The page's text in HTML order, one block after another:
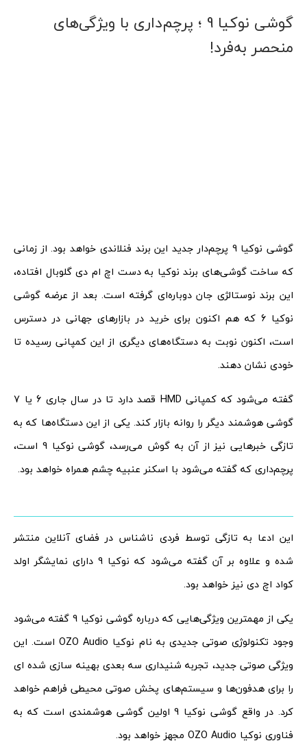
گوشی نوکیا 9 ؛ پرچم‌داری با ویژگی‌های
منحصر به‌فرد!
گوشی نوکیا 9 پرچم‌دار جدید این برند فنلاندی خواهد بود. از زمانی
که ساخت گوشی‌های برند نوکیا به دست اچ ام دی گلوبال افتاده،
این برند نوستالژی جان دوباره‌ای گرفته است. بعد از عرضه گوشی
نوکیا 6 که هم اکنون برای خرید در بازارهای جهانی در دسترس
است، اکنون نوبت به دستگاه‌های دیگری از این کمپانی رسیده تا
خودی نشان دهند.
گفته می‌شود که کمپانی HMD قصد دارد تا در سال جاری 6 یا 7
گوشی هوشمند دیگر را روانه بازار کند. یکی از این دستگاه‌ها که به
تازگی خبرهایی نیز از آن به گوش می‌رسد، گوشی نوکیا 9 است،
پرچم‌داری که گفته می‌شود با اسکنر عنبیه چشم همراه خواهد بود.
این ادعا به تازگی توسط فردی ناشناس در فضای آنلاین منتشر
شده و علاوه بر آن گفته می‌شود که نوکیا 9 دارای نمایشگر اولد
کواد اچ دی نیز خواهد بود.
یکی از مهمترین ویژگی‌هایی که درباره گوشی نوکیا 9 گفته می‌شود
وجود تکنولوژی صوتی جدیدی به نام نوکیا OZO Audio است. این
ویژگی صوتی جدید، تجربه شنیداری سه بعدی بهینه سازی شده ای
را برای هدفون‌ها و سیستم‌های پخش صوتی محیطی فراهم خواهد
کرد. در واقع گوشی نوکیا 9 اولین گوشی هوشمندی است که به
فناوری نوکیا OZO Audio مجهز خواهد بود.